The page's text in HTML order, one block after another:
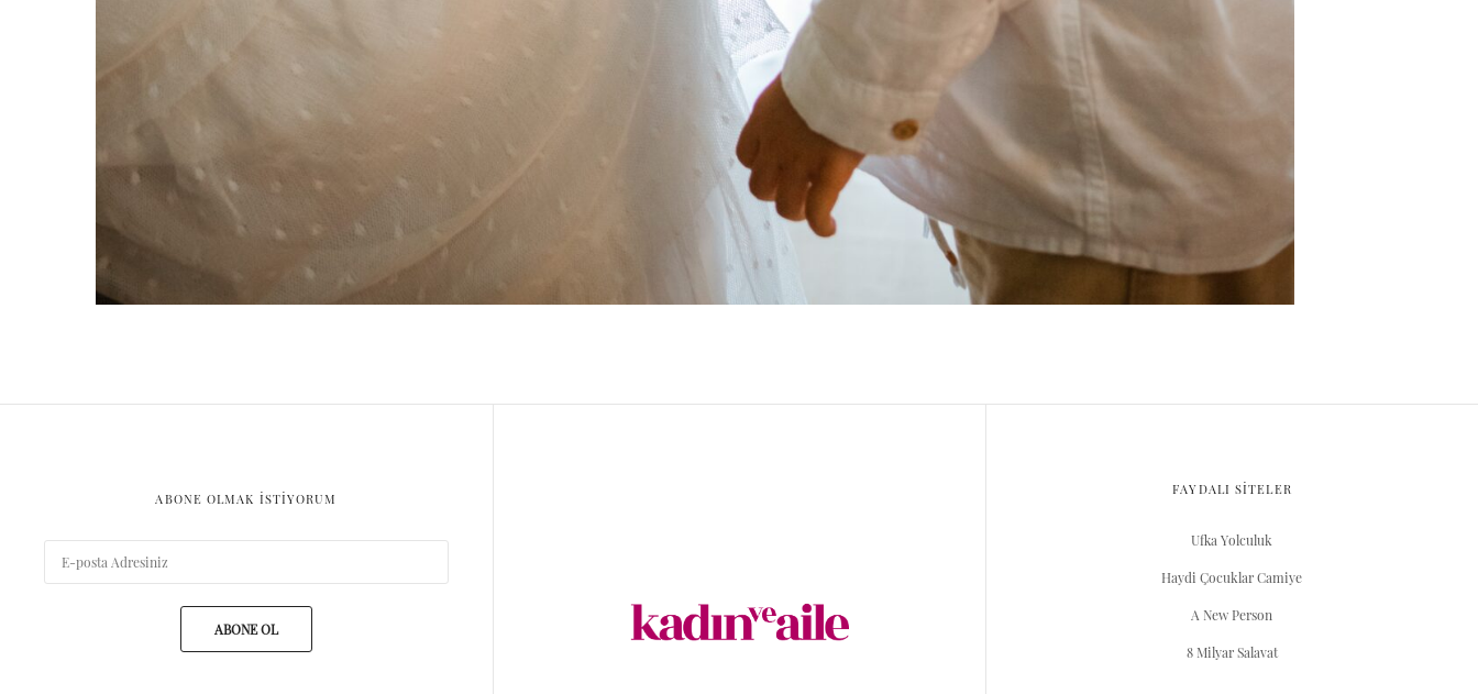
ABONE OLMAK ISTIYORUM
ABONE OL
FAYDALI SİTELER
Ufka Yolculuk
Haydi Çocuklar Camiye
A New Person
8 Milyar Salavat